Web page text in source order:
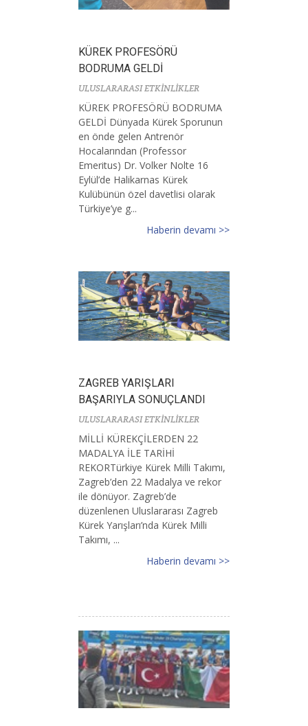
KÜREK PROFESÖRÜ
BODRUMA GELDİ
ULUSLARARASI ETKİNLİKLER
KÜREK PROFESÖRÜ BODRUMA
GELDİ Dünyada Kürek Sporunun
en önde gelen Antrenör
Hocalarından (Professor
Emeritus) Dr. Volker Nolte 16
Eylül’de Halikarnas Kürek
Kulübünün özel davetlisi olarak
Türkiye’ye g...
Haberin devamı >>
ZAGREB YARIŞLARI
BAŞARIYLA SONUÇLANDI
ULUSLARARASI ETKİNLİKLER
MİLLİ KÜREKÇİLERDEN 22
MADALYA İLE TARİHİ
REKORTürkiye Kürek Milli Takımı,
Zagreb’den 22 Madalya ve rekor
ile dönüyor. Zagreb’de
düzenlenen Uluslararası Zagreb
Kürek Yarışları’nda Kürek Milli
Takımı, ...
Haberin devamı >>